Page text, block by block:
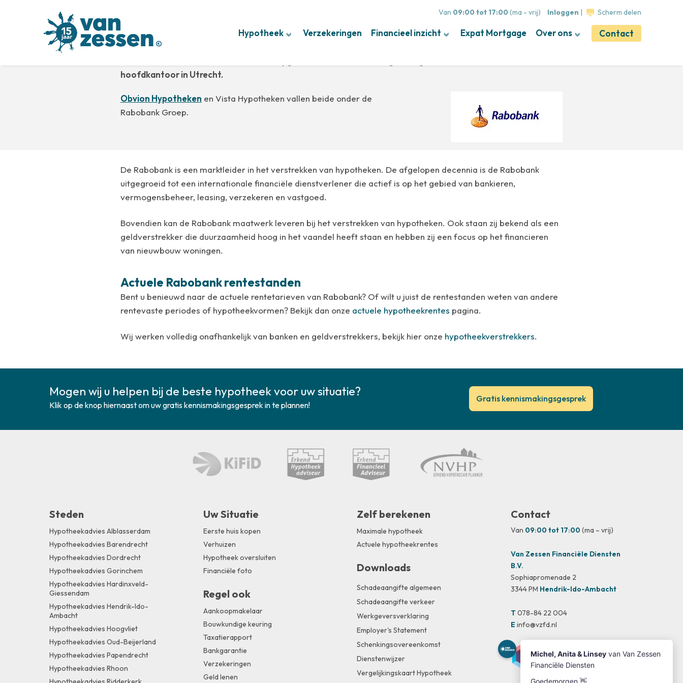
Van 09:00 tot 17:00 (ma - vrij) Inloggen | Scherm delen
Hypotheek Verzekeringen Financieel inzicht Expat Mortgage Over ons Contact
Rabobank
hoofdkantoor in Utrecht.
Obvion Hypotheken en Vista Hypotheken vallen beide onder de
Rabobank Groep.
De Rabobank is een marktleider in het verstrekken van hypotheken. De afgelopen decennia is de Rabobank
uitgegroeid tot een internationale financiële dienstverlener die actief is op het gebied van bankieren,
vermogensbeheer, leasing, verzekeren en vastgoed.
Bovendien kan de Rabobank maatwerk leveren bij het verstrekken van hypotheken. Ook staan zij bekend als een
geldverstrekker die duurzaamheid hoog in het vaandel heeft staan en hebben zij een focus op het financieren
van nieuwbouw woningen.
Actuele Rabobank rentestanden
Bent u benieuwd naar de actuele rentetarieven van Rabobank? Of wilt u juist de rentestanden weten van andere
rentevaste periodes of hypotheekvormen? Bekijk dan onze actuele hypotheekrentes pagina.
Wij werken volledig onafhankelijk van banken en geldverstrekkers, bekijk hier onze hypotheekverstrekkers.
Mogen wij u helpen bij de beste hypotheek voor uw situatie?
Klik op de knop hiernaast om uw gratis kennismakingsgesprek in te plannen!
Gratis kennismakingsgesprek
Steden
Hypotheekadvies Alblasserdam
Hypotheekadvies Barendrecht
Hypotheekadvies Dordrecht
Hypotheekadvies Gorinchem
Hypotheekadvies Hardinxveld-
Giessendam
Hypotheekadvies Hendrik-Ido-
Ambacht
Hypotheekadvies Hoogvliet
Hypotheekadvies Oud-Beijerland
Hypotheekadvies Papendrecht
Hypotheekadvies Rhoon
Uw Situatie
Eerste huis kopen
Verhuizen
Hypotheek oversluiten
Financiële foto
Regel ook
Aankoopmakelaar
Bouwkundige keuring
Taxatierapport
Bankgarantie
Verzekeringen
Geld lenen
Zelf berekenen
Maximale hypotheek
Actuele hypotheekrentes
Downloads
Schadeaangifte algemeen
Schadeaangifte verkeer
Werkgeversverklaring
Employer's Statement
Schenkingsovereenkomst
Dienstenwijzer
Vergelijkingskaart Hypotheek
Contact
Van 09:00 tot 17:00 (ma – vrij)
Van Zessen Financiële Diensten
B.V.
Sophiapromenade 2
3344 PM Hendrik-Ido-Ambacht
T 078-84 22 004
E info@vzfd.nl